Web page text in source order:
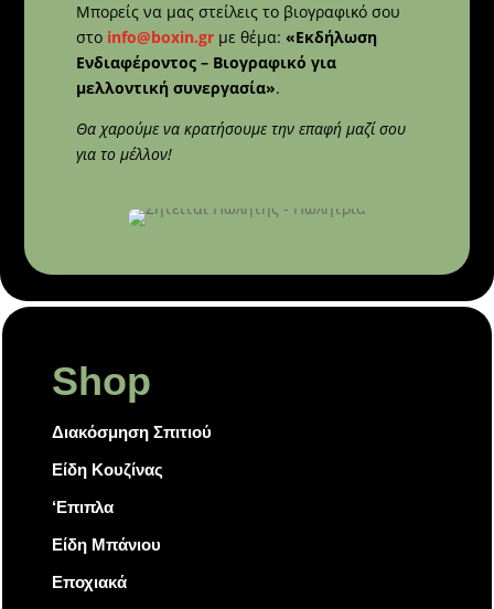
Μπορείς να μας στείλεις το βιογραφικό σου
στο info@boxin.grμε θέμα: «Εκδήλωση
Ενδιαφέροντος – Βιογραφικό για
μελλοντική συνεργασία».
Θα χαρούμε να κρατήσουμε την επαφή μαζί σου
για το μέλλον!
Shop
Διακόσμηση Σπιτιού
Είδη Κουζίνας
‘Επιπλα
Είδη Μπάνιου
Εποχιακά